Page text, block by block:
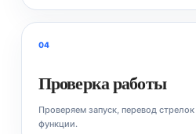
04
Проверка работы
Проверяем запуск, перевод
функции.